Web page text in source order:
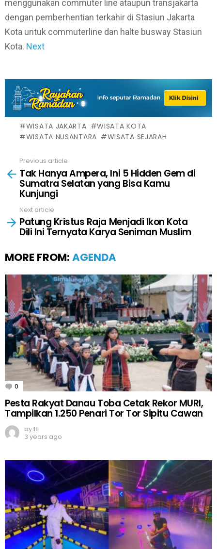
menggunakan commuter line ataupun transjakarta
dengan pemberhentian terkahir di Stasiun Jakarta
Kota untuk commuterline dan halte busway Stasiun
Kota. Next
WISATA JAKARTA
WISATA KOTA
WISATA NUSANTARA
WISATA SEJARAH
more
Previous article
Tak Hanya Ampera, Ini 5 Hidden Gem di
Sumatra Selatan yang Bisa Kamu
Kunjungi
Next article
Patung Kristus Raja Menjadi Ikon Kota
Dili Ini Ternyata Karya Seniman Muslim
MORE FROM: AGENDA
0 Comments
Pesta Rakyat Danau Toba Cetak Rekor MURI,
Tampilkan 1.250 Penari Tor Tor Sipitu Cawan
byH
3 years ago